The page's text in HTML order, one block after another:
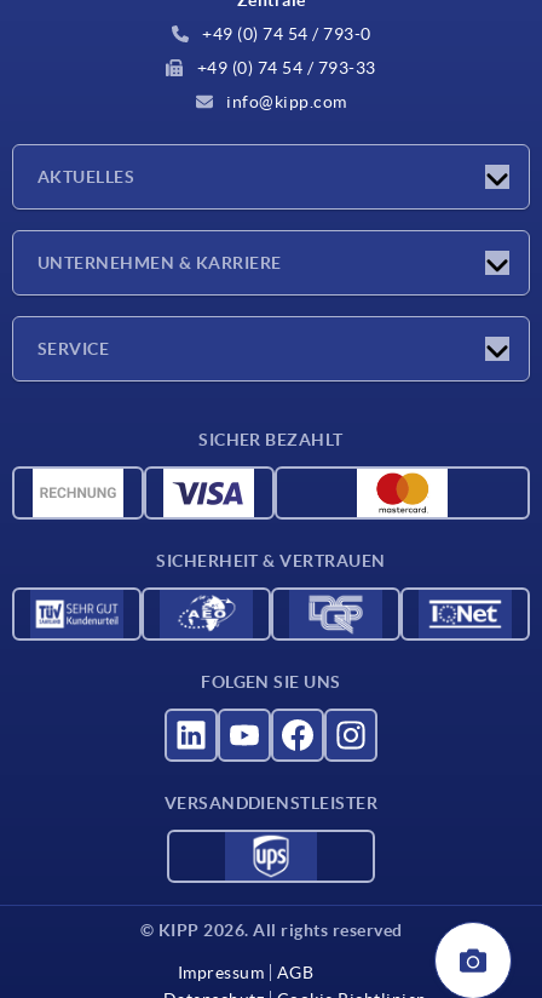
+49 (0) 74 54 / 793-0
+49 (0) 74 54 / 793-33
info@kipp.com
AKTUELLES
Presseberichte
UNTERNEHMEN & KARRIERE
SERVICE
Werkstoffübersicht
SICHER BEZAHLT
SICHERHEIT & VERTRAUEN
FOLGEN SIE UNS
VERSANDDIENSTLEISTER
© KIPP 2026. All rights reserved
Impressum
AGB